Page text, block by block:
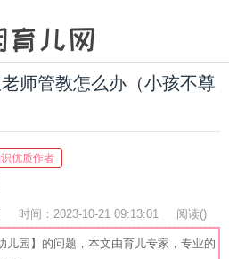
师管教怎么办（小孩不尊
优质作者
时间：2023-10-21 09:13:01 阅读()
儿园】的问题，本文由育儿专家，专业的